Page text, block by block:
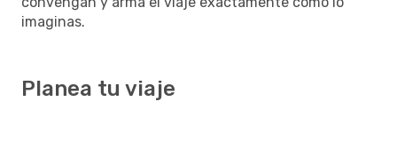
imaginas.
Planea tu viaje